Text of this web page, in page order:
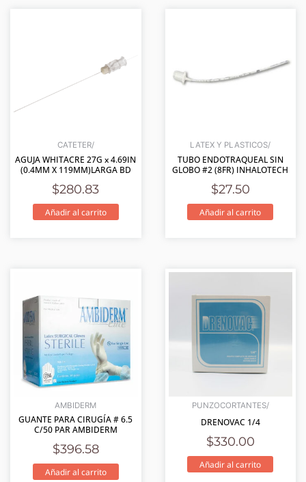
CATETER/
AGUJA WHITACRE 27G x 4.69IN
(0.4MM X 119MM)LARGA BD
$280.83
Añadir al carrito
LATEX Y PLASTICOS/
TUBO ENDOTRAQUEAL SIN
GLOBO #2 (8FR) INHALOTECH
$27.50
Añadir al carrito
AMBIDERM
GUANTE PARA CIRUGÍA # 6.5
C/50 PAR AMBIDERM
$396.58
Añadir al carrito
PUNZOCORTANTES/
DRENOVAC 1/4
$330.00
Añadir al carrito